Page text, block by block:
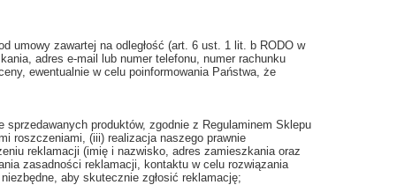
umowy zawartej na odległość (art. 6 ust. 1 lit. b RODO w
adres e-mail lub numer telefonu, numer rachunku
ewentualnie w celu poinformowania Państwa, że
produktów, zgodnie z Regulaminem Sklepu
roszczeniami, (iii) realizacja naszego prawnie
reklamacji (imię i nazwisko, adres zamieszkania oraz
zasadności reklamacji, kontaktu w celu rozwiązania
aby skutecznie zgłosić reklamację;